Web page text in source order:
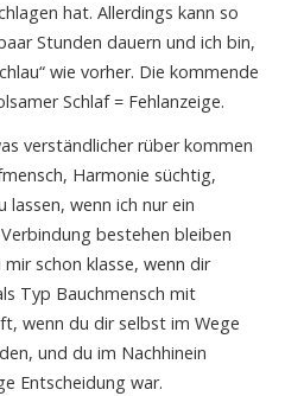
hat. Allerdings kann so
Stunden dauern und ich bin,
wie vorher. Die kommende
Schlaf = Fehlanzeige.
verständlicher rüber kommen
Harmonie süchtig,
lassen, wenn ich nur ein
bestehen bleiben
schon klasse, wenn dir
Typ Bauchmensch mit
wenn du dir selbst im Wege
und du im Nachhinein
Entscheidung war.